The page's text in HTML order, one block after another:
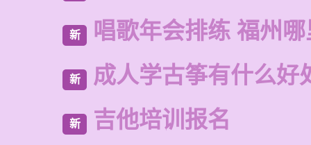
新 唱歌年会排练 福州
新 成人学古筝有什么好
新 吉他培训报名